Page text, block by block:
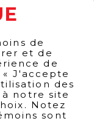
de
et de
de
J'accepte
des
à notre site
Notez
sont